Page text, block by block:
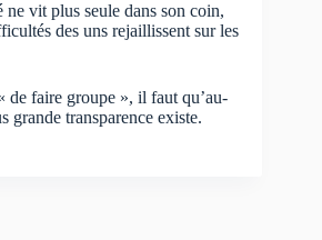
ne vit plus seule dans son coin,
des uns rejaillissent sur les
de faire groupe », il faut qu’au-
grande transparence existe.